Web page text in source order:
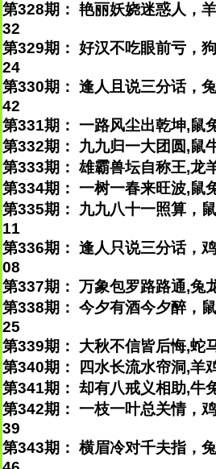
第328期： 艳丽妖娆迷惑人，
32
第329期： 好汉不吃眼前亏，
24
第330期： 逢人且说三分话，
42
第331期： 一路风尘出乾坤,鼠
第332期： 九九归一大团圆,鼠
第333期： 雄霸兽坛自称王,龙
第334期： 一树一春来旺波,鼠
第335期： 九九八十一照算，
11
第336期： 逢人只说三分话，
08
第337期： 万象包罗路路通,兔
第338期： 今夕有酒今夕醉，
25
第339期： 大秋不信皆后悔,蛇
第340期： 四水长流水帘洞,羊
第341期： 却有八戒义相助,牛
第342期： 一枝一叶总关情，
39
第343期： 横眉冷对千夫指，